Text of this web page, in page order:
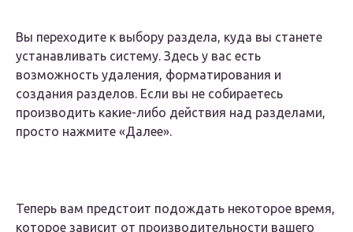
Вы переходите к выбору раздела, куда вы станете
устанавливать систему. Здесь у вас есть
возможность удаления, форматирования и
создания разделов. Если вы не собираетесь
производить какие-либо действия над разделами,
просто нажмите «Далее».
Теперь вам предстоит подождать некоторое время,
которое зависит от производительности вашего